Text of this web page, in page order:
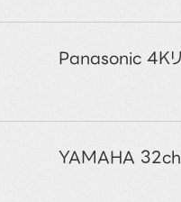
Panasonic 4K
YAMAHA 32ch